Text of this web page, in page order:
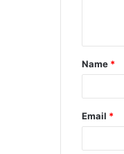
t
*
Name *
Email *